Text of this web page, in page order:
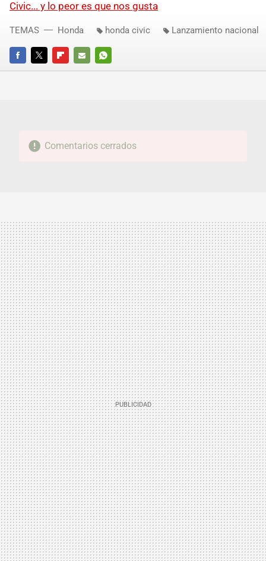
Civic... y lo peor es que nos gusta
FACEBOOKTWITTERFLIPBOARD
E-
WHATSAPP
TEMAS Honda honda civic Lanzamiento nacional
Comentarios cerrados